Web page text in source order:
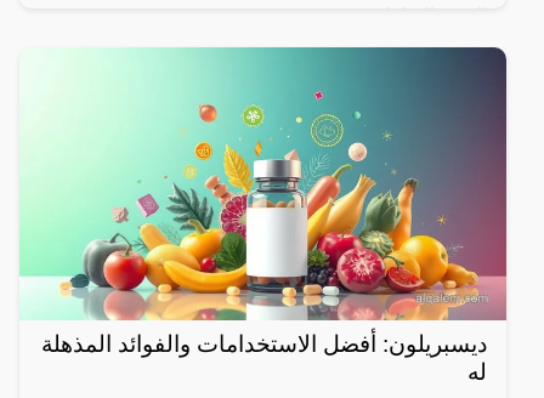
ديسبريلون: أفضل الاستخدامات والفوائد المذهلة
له